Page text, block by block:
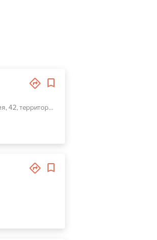
г. Луцк, проспект Возрождения, 42, территория мойки "Ера"